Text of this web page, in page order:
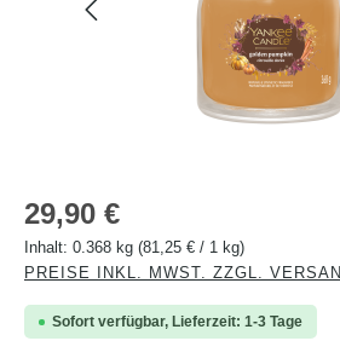
Regulärer Preis:
29,90 €
Inhalt: 0.368 kg (81,25 € / 1 kg)
PREISE INKL. MWST. ZZGL.
Sofort verfügbar, Lieferzeit: 1-3 Tage